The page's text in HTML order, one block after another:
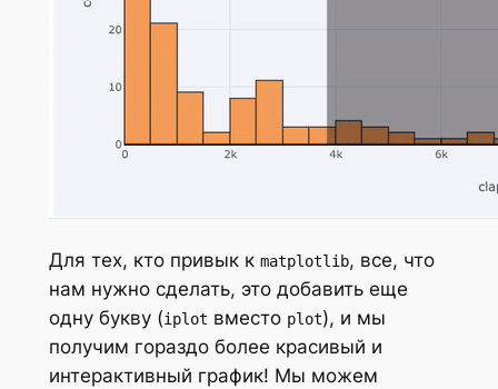
Для тех, кто привык к matplotlib, все, что
нам нужно сделать, это добавить еще
одну букву (iplot вместо plot), и мы
получим гораздо более красивый и
интерактивный график! Мы можем